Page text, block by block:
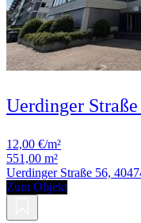
Uerdinger
12,00 €/m²
551,00 m²
Uerdinger Straße 56,
Zum Objekt